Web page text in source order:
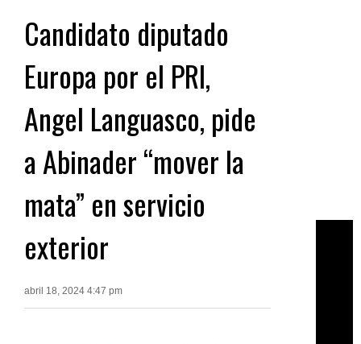
Candidato diputado
Europa por el PRI,
Angel Languasco, pide
a Abinader “mover la
mata” en servicio
exterior
abril 18, 2024 4:47 pm